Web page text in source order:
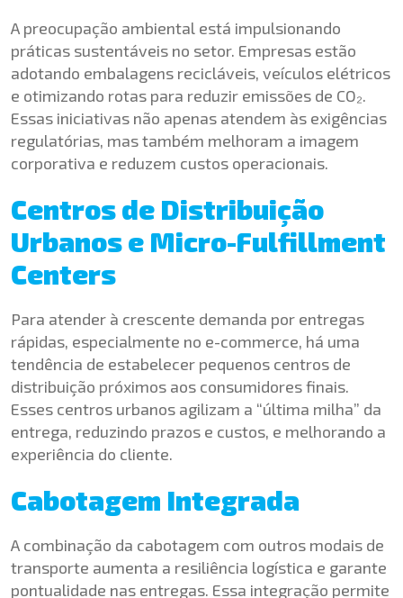
A preocupação ambiental está impulsionando
práticas sustentáveis no setor. Empresas estão
adotando embalagens recicláveis, veículos elétricos
e otimizando rotas para reduzir emissões de CO₂.
Essas iniciativas não apenas atendem às exigências
regulatórias, mas também melhoram a imagem
corporativa e reduzem custos operacionais.
Centros de Distribuição
Urbanos e Micro-Fulfillment
Centers
Para atender à crescente demanda por entregas
rápidas, especialmente no e-commerce, há uma
tendência de estabelecer pequenos centros de
distribuição próximos aos consumidores finais.
Esses centros urbanos agilizam a “última milha” da
entrega, reduzindo prazos e custos, e melhorando a
experiência do cliente.
Cabotagem Integrada
A combinação da cabotagem com outros modais de
transporte aumenta a resiliência logística e garante
pontualidade nas entregas. Essa integração permite